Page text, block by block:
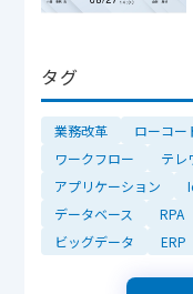
タグ
業務改革 ローコー
ワークフロー
テレ
アプリケーション
データベース
RPA
ビッグデータ
ERP